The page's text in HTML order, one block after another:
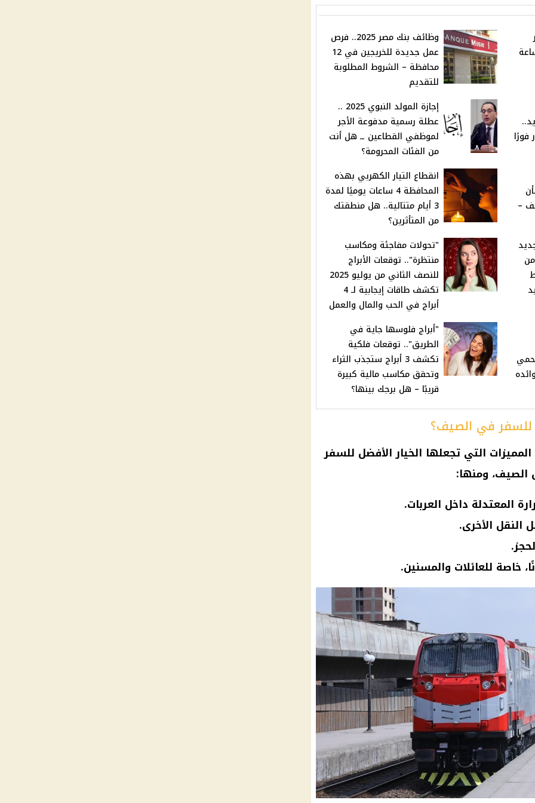
وظائف بنك مصر 2025.. فرص
عمل جديدة للخريجين في 12
محافظة – الشروط المطلوبة
للتقديم
فورًا
إجازة المولد النبوي 2025 ..
عطلة رسمية مدفوعة الأجر
لموظفي القطاعين ــ هل أنت
من الفئات المحرومة؟
–
انقطاع التيار الكهربي بهذه
المحافظة 4 ساعات يوميًا لمدة
3 أيام متتالية.. هل منطقتك
من المتأثرين؟
من
"تحولات مفاجئة ومكاسب
منتظرة".. توقعات الأبراج
للنصف الثاني من يوليو 2025
تكشف طاقات إيجابية لـ 4
أبراج في الحب والمال والعمل
"أبراج فلوسها جاية في
الطريق".. توقعات فلكية
تكشف 3 أبراج ستجذب الثراء
وتحقق مكاسب مالية كبيرة
قريبًا – هل برجك بينها؟
للسفر في الصيف؟
التي تجعلها الخيار الأفضل للسفر
الصيف، ومنها:
المعتدلة داخل العربات.
النقل الأخرى.
خاصة للعائلات والمسنين.